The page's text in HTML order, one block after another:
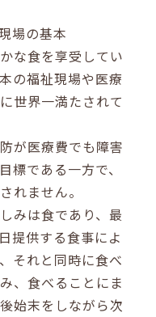
場の基本
な食を享受してい
の福祉現場や医療
世界一満たされて
が医療費でも障害
標である一方で、
れません。
みは食であり、最
提供する食事によ
それと同時に食べ
、食べることにま
始末をしながら次